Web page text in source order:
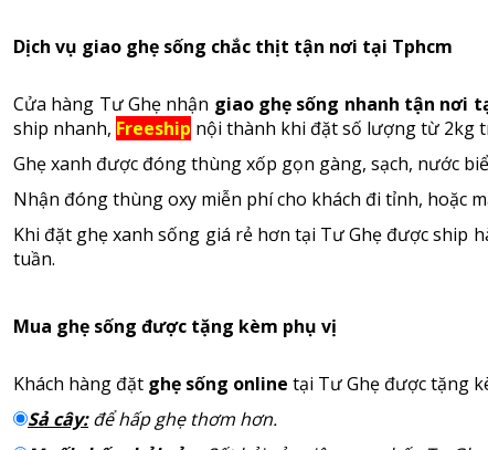
Dịch vụ giao ghẹ sống chắc thịt tận nơi tại Tphcm
Cửa hàng Tư Ghẹ nhận giao ghẹ sống nhanh tận nơi
ship nhanh, Freeship nội thành khi đặt số lượng từ 2kg
Ghẹ xanh được đóng thùng xốp gọn gàng, sạch, nước
Nhận đóng thùng oxy miễn phí cho khách đi tỉnh, hoặc
Khi đặt ghẹ xanh sống giá rẻ hơn tại Tư Ghẹ được ship
tuần.
Mua ghẹ sống được tặng kèm phụ vị
Khách hàng đặt ghẹ sống online tại Tư Ghẹ được tặng
Sả cây:để hấp ghẹ thơm hơn.